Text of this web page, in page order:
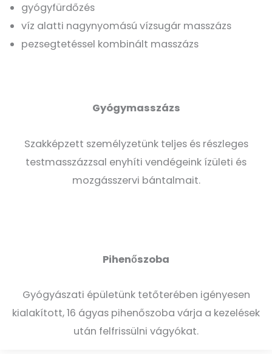
gyógyfürdőzés
víz alatti nagynyomású vízsugár masszázs
pezsegtetéssel kombinált masszázs
Gyógymasszázs
Szakképzett személyzetünk teljes és részleges
testmasszázzsal enyhíti vendégeink ízületi és
mozgásszervi bántalmait.
Pihenőszoba
Gyógyászati épületünk tetőterében igényesen
kialakított, 16 ágyas pihenőszoba várja a kezelések
után felfrissülni vágyókat.